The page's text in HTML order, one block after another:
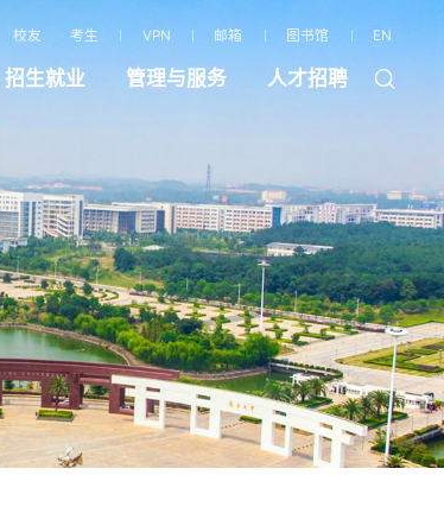
校友 考生 VPN 邮箱 图书馆 EN
招生就业 管理与服务 人才招聘